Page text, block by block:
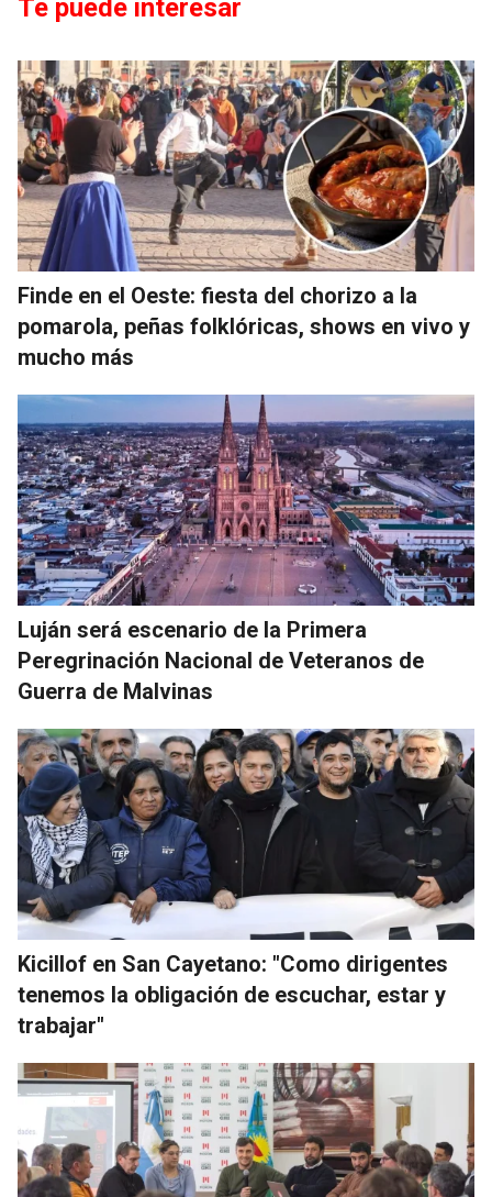
Te puede interesar
Finde en el Oeste: fiesta del chorizo a la
pomarola, peñas folklóricas, shows en vivo y
mucho más
Luján será escenario de la Primera
Peregrinación Nacional de Veteranos de
Guerra de Malvinas
Kicillof en San Cayetano: "Como dirigentes
tenemos la obligación de escuchar, estar y
trabajar"